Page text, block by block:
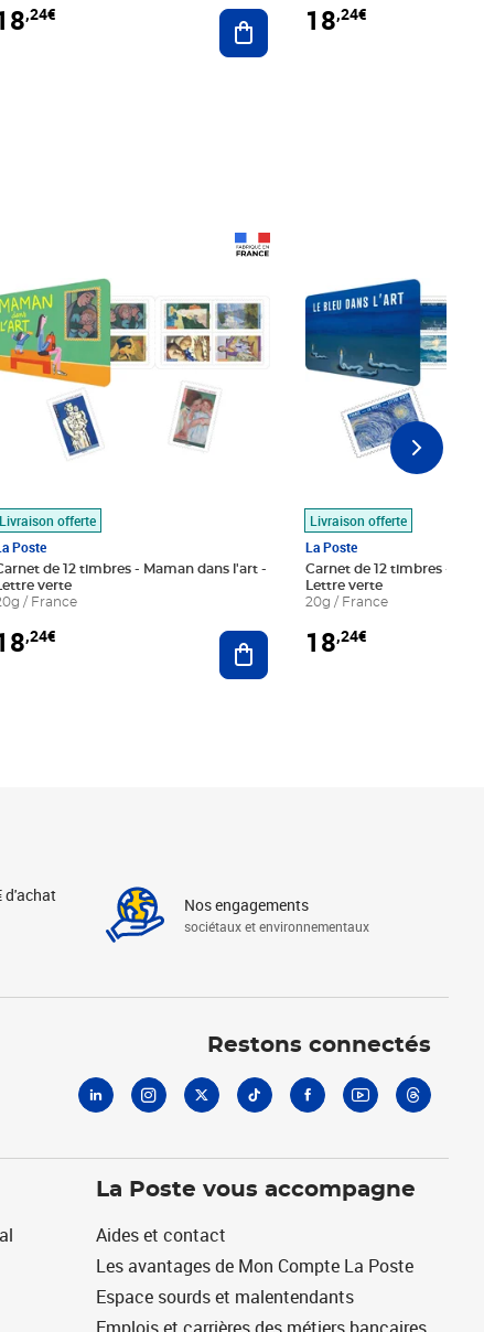
panier
,24€ Ajouter au panier
18,24€
panier
Livraison offerte
Poste
de 12 timbres - Maman dans l'art -
Lettre verte
/ France
,24€ Ajouter au panier
Livraison offerte
La Poste
Carnet de 12 timbres - Le
Lettre verte
20g / France
18,24€
d'achat Nos engagements
sociétaux et environnementaux
Restons connectés
La Poste vous accompagne
Aides et contact
Les avantages de Mon Compte La Poste
Espace sourds et malentendants